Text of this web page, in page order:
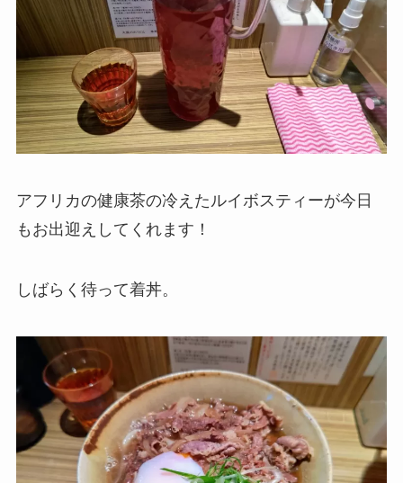
アフリカの健康茶の冷えたルイボスティーが今日
もお出迎えしてくれます！
しばらく待って着丼。